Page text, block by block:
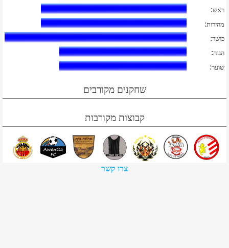
ראש:
מהירות:
כושר:
הגנה:
שוער:
שחקנים מקורבים
קבוצות מקורבות
צרו קשר